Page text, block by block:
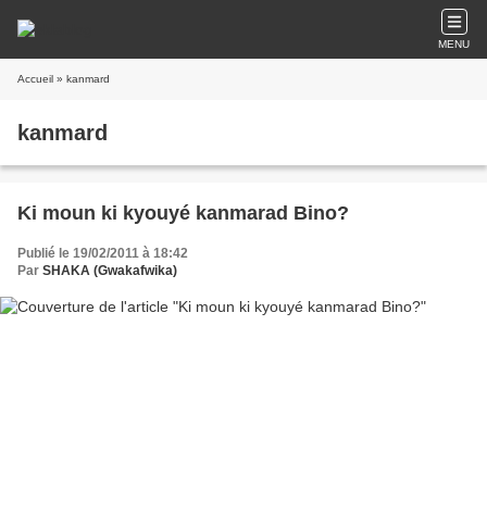
MENU
Accueil » kanmard
kanmard
Ki moun ki kyouyé kanmarad Bino?
Publié le 19/02/2011 à 18:42
Par SHAKA (Gwakafwika)